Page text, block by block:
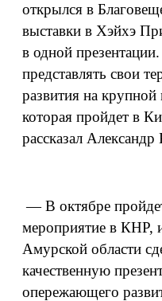
открылся в
выставки в Хэйхэ
в одной
представлять свои
развития на
которая пройдет в
рассказал Александр
— В октябре
мероприятие в КНР,
Амурской области
качественную
опережающего